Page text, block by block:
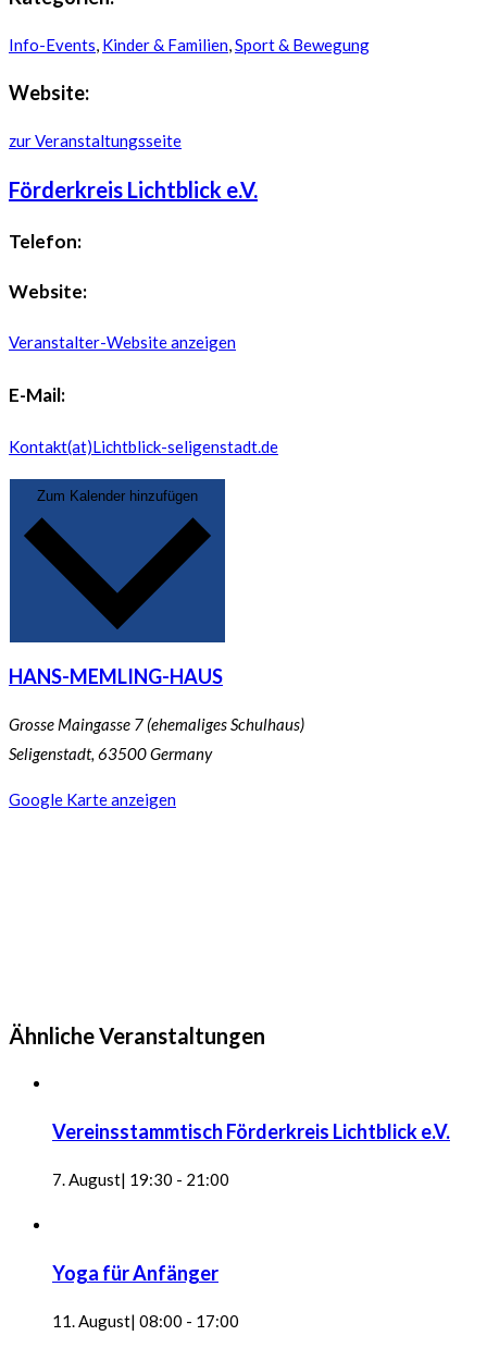
Info-Events, Kinder & Familien,Sport & Bewegung
Website:
zur Veranstaltungsseite
Förderkreis Lichtblick e.V.
Telefon:
Website:
Veranstalter-Website anzeigen
E-Mail:
Kontakt(at)Lichtblick-seligenstadt.de
HANS-MEMLING-HAUS
Grosse Maingasse 7 (ehemaliges Schulhaus)
Seligenstadt, 63500Germany
Google Karte anzeigen
Ähnliche Veranstaltungen
Vereinsstammtisch Förderkreis Lichtblick e.V.
7. August| 19:30 - 21:00
Yoga für Anfänger
11. August| 08:00 - 17:00